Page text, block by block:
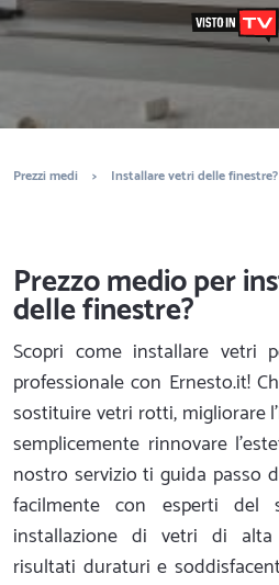
Prezzi medi > Installare vetri delle finestre?
Prezzo medio per
delle finestre?
Scopri come installare vetri
professionale con Ernesto.it!
sostituire vetri rotti, migliorare
semplicemente rinnovare
nostro servizio ti guida passo
facilmente con esperti del
installazione di vetri di alta
risultati duraturi e